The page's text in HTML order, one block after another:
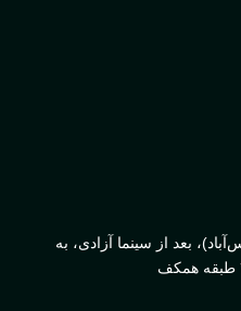
بعد از سینما آزادی، به